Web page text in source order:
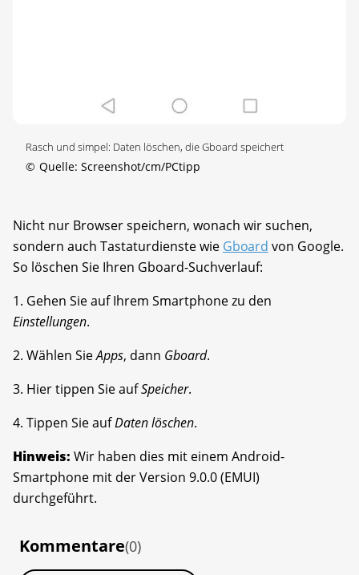
Rasch und simpel: Daten löschen, die Gboard speichert
© Quelle: Screenshot/cm/PCtipp
Nicht nur Browser speichern, wonach wir suchen,
sondern auch Tastaturdienste wie Gboard von Google.
So löschen Sie Ihren Gboard-Suchverlauf:
1. Gehen Sie auf Ihrem Smartphone zu den
Einstellungen.
2. Wählen SieApps, dann Gboard.
3. Hier tippen Sie aufSpeicher.
4. Tippen Sie aufDaten löschen.
Hinweis: Wir haben dies mit einem Android-
Smartphone mit der Version 9.0.0 (EMUI)
durchgeführt.
Kommentare(0)